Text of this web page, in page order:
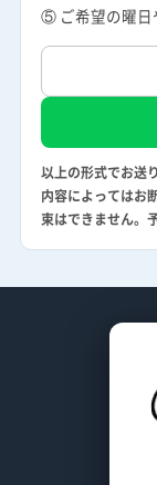
⑤ ご希望の曜日
以上の形式でお送
内容によってはお
束はできません。